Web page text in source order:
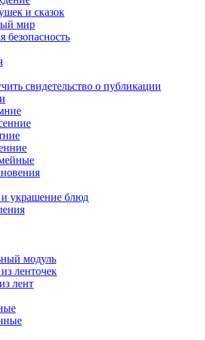
и сказок
мир
безопасность
свидетельство о публикации
украшение блюд
модуль
ленточек
лент